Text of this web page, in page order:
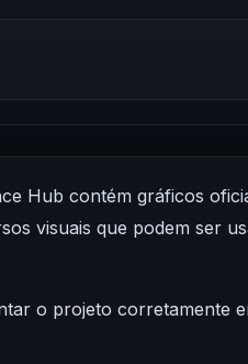
Hub contém gráficos
visuais que podem ser
o projeto corretamente